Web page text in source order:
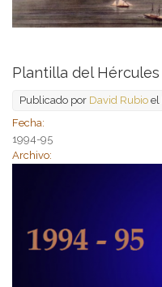
Plantilla del Hércules
Publicado por David Rubio el
Fecha:
1994-95
Archivo: